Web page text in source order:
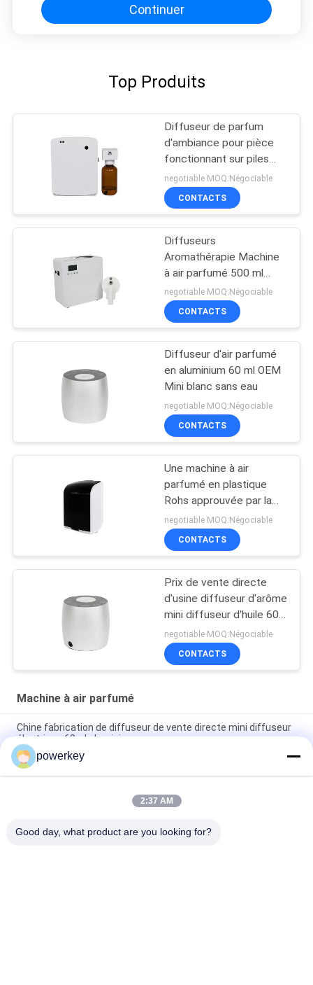
Continuer
Top Produits
Diffuseur de parfum
d'ambiance pour pièce
fonctionnant sur piles
AA, diffuseur de parfum
pour toilettes
negotiable MOQ:Négociable
CONTACTS
Diffuseurs
Aromathérapie Machine
à air parfumé 500 ml
Blanc 800-1200m3
Couverture de l'odeur
negotiable MOQ:Négociable
CONTACTS
Diffuseur d'air parfumé
en aluminium 60 ml OEM
Mini blanc sans eau
negotiable MOQ:Négociable
CONTACTS
Une machine à air
parfumé en plastique
Rohs approuvée par la
Fcc
negotiable MOQ:Négociable
CONTACTS
Prix de vente directe
d'usine diffuseur d'arôme
mini diffuseur d'huile 60
ml aluminium
negotiable MOQ:Négociable
CONTACTS
Machine à air parfumé
Chine fabrication de diffuseur de vente directe mini diffuseur
électrique 60ml aluminium
Prix de vente directe d'usine de l'huile essentielle d'arôme mini
diffuseur 60 ml d'aluminium
Diffuseur d' huile essentielle de qualité supérieure de 100 ml
powerkey
2:37 AM
Good day, what product are you looking for?